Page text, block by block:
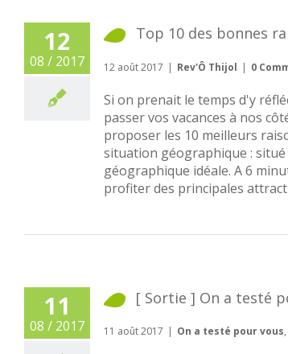
12
08 / 2017
Top 10 des bonnes
12 août 2017 | Rev'Ô Thijol | 0
Si on prenait le temps d'y
passer vos vacances à nos
proposer les 10 meilleurs
situation géographique :
géographique idéale. A 6
profiter des principales
11
08 / 2017
[ Sortie ] On a testé
11 août 2017 | On a testé pour vous,